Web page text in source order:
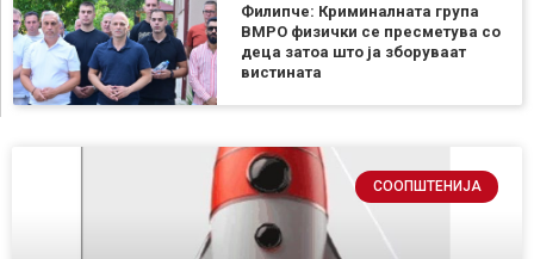
Филипче: Криминалната група
ВМРО физички се пресметува со
деца затоа што ја зборуваат
вистината
СООПШТЕНИЈА